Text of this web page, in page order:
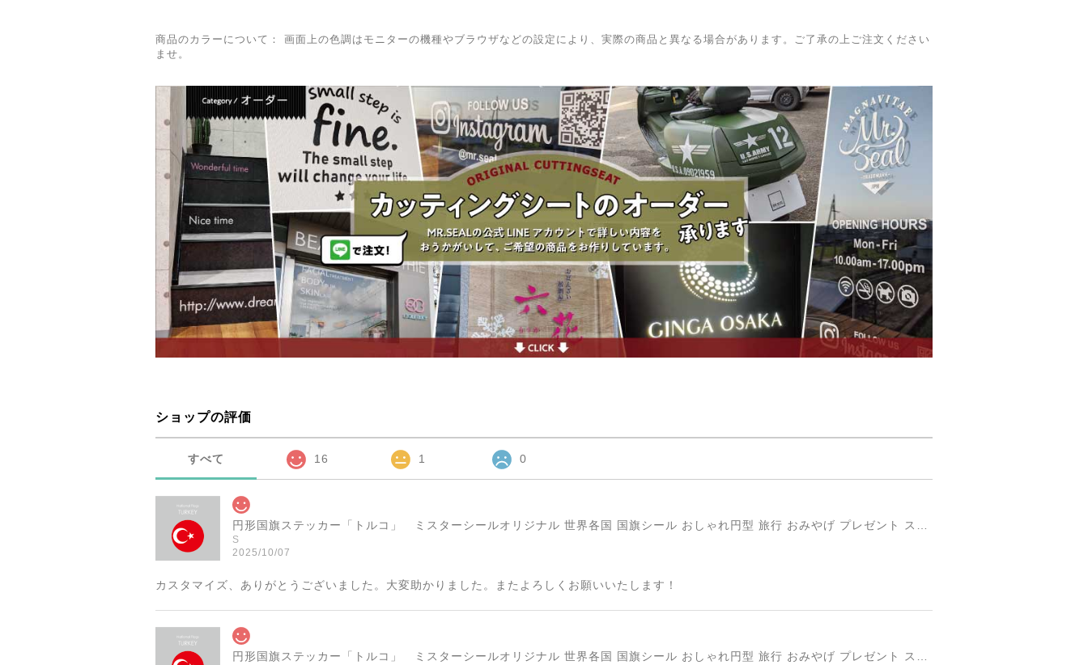
商品のカラーについて： 画面上の色調はモニターの機種やブラウザなどの設定により、実際の商品と異なる場合があります。ご了承の上ご注文ください
ませ。
ショップの評価
すべて 16 1 0
S
2025/10/07
カスタマイズ、ありがとうございました。大変助かりました。またよろしくお願いいたします！